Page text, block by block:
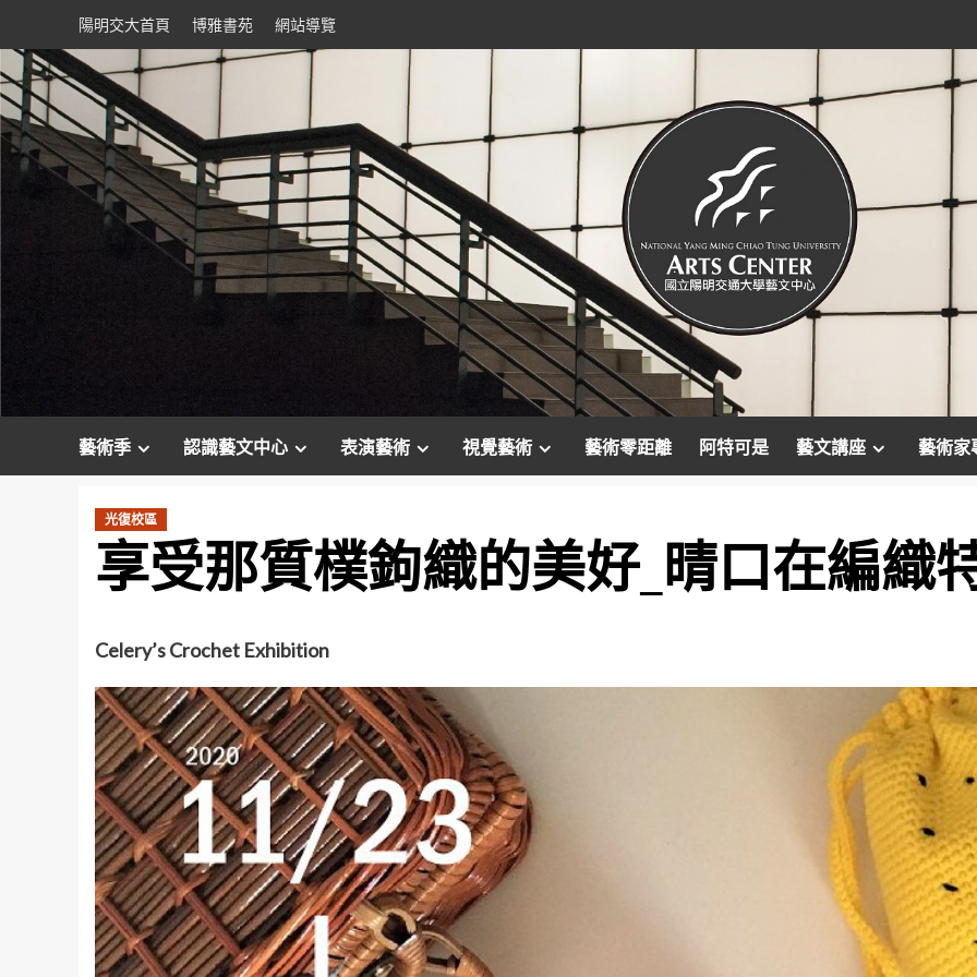
content
陽明交大首頁 博雅書苑 網站導覽
藝術季 認識藝文中心 表演藝術 視覺藝術 藝術零距離 阿特可是 藝文講座 藝術家
光復校區
享受那質樸鉤織的美好_晴口在編織
Celery’s Crochet Exhibition